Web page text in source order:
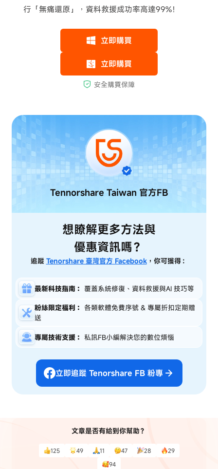
行「無痛還原」，資料救援成功率高達99%！
Tennorshare Taiwan 官方FB
想瞭解更多方法與
優惠資訊嗎？
追蹤 Tenorshare 臺灣官方 Facebook，你可獲得：
最新科技指南： 覆蓋系統修復、資料救援與AI 技巧等
粉絲限定福利： 各類軟體免費序號 & 專屬折扣定期贈
送
專屬技術支援： 私訊FB小編解決您的數位煩惱
立即追蹤 Tenorshare FB 粉專
文章是否有給到你幫助？
125 49 11 47 28
29
94